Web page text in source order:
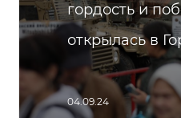
гордость и
открылась в
04.09.24